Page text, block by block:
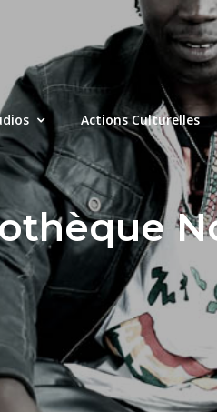
Actions Culturelles